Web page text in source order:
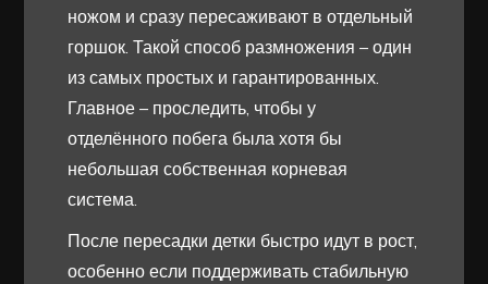
ножом и сразу пересаживают в отдельный
горшок. Такой способ размножения – один
из самых простых и гарантированных.
Главное – проследить, чтобы у
отделённого побега была хотя бы
небольшая собственная корневая
система.
После пересадки детки быстро идут в рост,
особенно если поддерживать стабильную